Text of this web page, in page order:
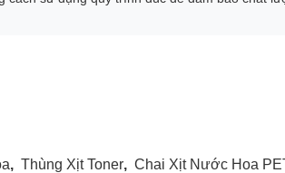
, Thùng Xịt Toner, Chai Xịt Nước Hoa